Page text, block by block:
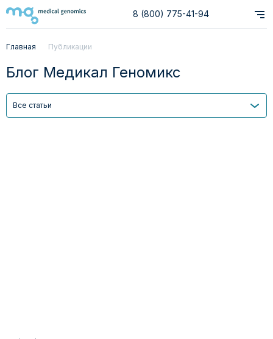
8 (800) 775-41-94
Главная Публикации
Блог Медикал Геномикс
Все статьи